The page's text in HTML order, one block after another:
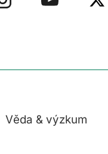
Věda & výzkum